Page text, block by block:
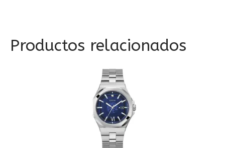
Productos relacionados